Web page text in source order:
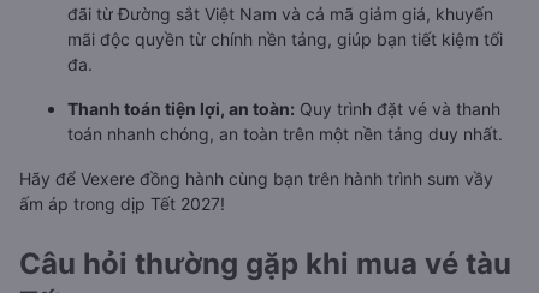
đãi từ Đường sắt Việt Nam và cả mã giảm giá, khuyến
mãi độc quyền từ chính nền tảng, giúp bạn tiết kiệm tối
đa.
Thanh toán tiện lợi, an toàn: Quy trình đặt vé và thanh
toán nhanh chóng, an toàn trên một nền tảng duy nhất.
Hãy để Vexere đồng hành cùng bạn trên hành trình sum vầy
ấm áp trong dịp Tết 2027!
Câu hỏi thường gặp khi mua vé tàu